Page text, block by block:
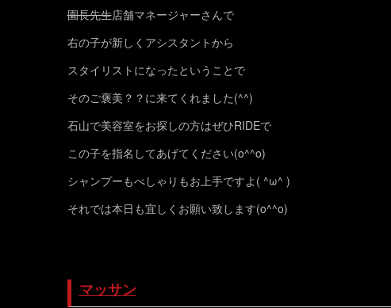
園長先生店舗マネージャーさんで
右の子が新しくアシスタントから
スタイリストになったということで
そのご褒美？？に来てくれました(^^)
石山で美容室をお探しの方はぜひRIDEで
この子を指名してあげてください(o^^o)
シャンプーもべしゃりもお上手ですよ( ^ω^ )
それでは本日も宜しくお願い致します(o^^o)
マッサン